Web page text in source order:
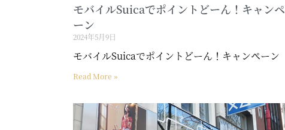
モバイルSuicaでポイントどーん！キャンペ
ーン
2024年5月9日
モバイルSuicaでポイントどーん！キャンペーン
Read More »